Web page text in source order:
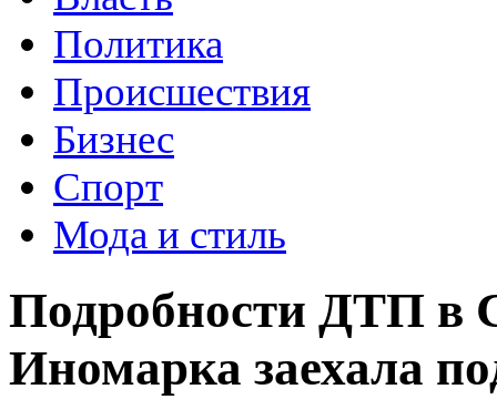
Политика
Происшествия
Бизнес
Спорт
Мода и стиль
Подробности ДТП в
Иномарка заехала